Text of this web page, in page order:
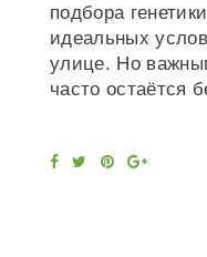
подбора
идеальных
улице. Но
часто остаётся
F
P
G